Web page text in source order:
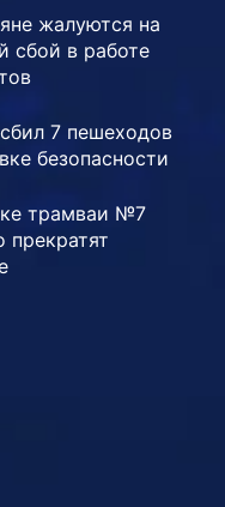
жалуются на
сбой в работе
7 пешеходов
безопасности
трамваи №7
прекратят